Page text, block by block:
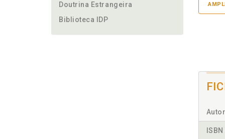
Doutrina Estrangeira
Biblioteca IDP